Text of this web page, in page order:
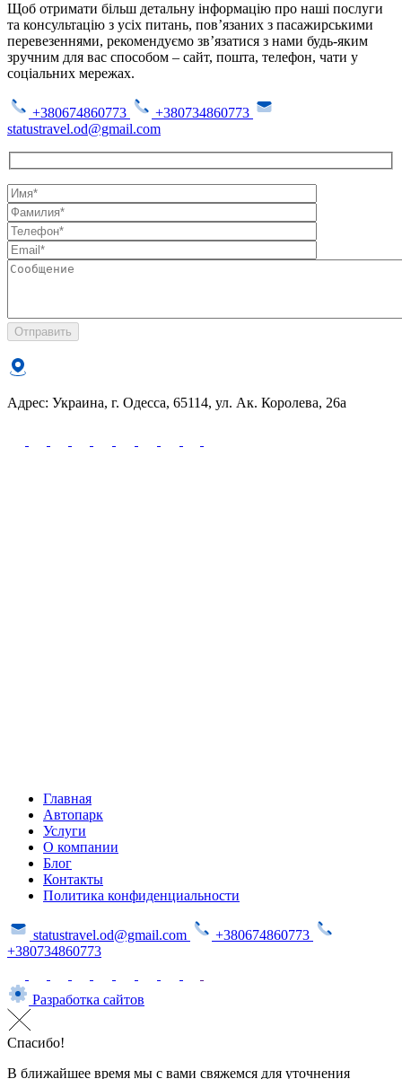
Щоб отримати більш детальну інформацію про наші послуги
та консультацію з усіх питань, пов’язаних з пасажирськими
перевезеннями, рекомендуємо зв’язатися з нами будь-яким
зручним для вас способом – сайт, пошта, телефон, чати у
соціальних мережах.
+380674860773
+380734860773
statustravel.od@gmail.com
Отправить
Адрес: Украина, г. Одесса, 65114, ул. Ак. Королева, 26а
Главная
Автопарк
Услуги
О компании
Блог
Контакты
Политика конфиденциальности
statustravel.od@gmail.com
+380674860773
+380734860773
Разработка сайтов
Спасибо!
В ближайшее время мы с вами свяжемся для уточнения